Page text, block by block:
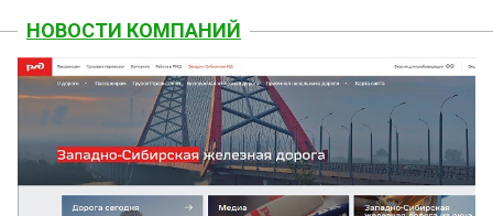
НОВОСТИ КОМПАНИЙ